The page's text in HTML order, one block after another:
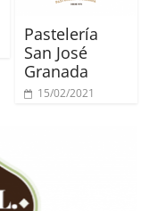
Pastelería
San José
Granada
15/02/2021